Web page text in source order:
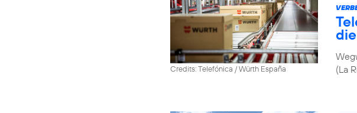
Credits: Telefónica / Würth España
(La